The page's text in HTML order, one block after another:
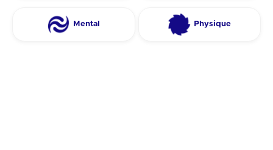
Mental Physique